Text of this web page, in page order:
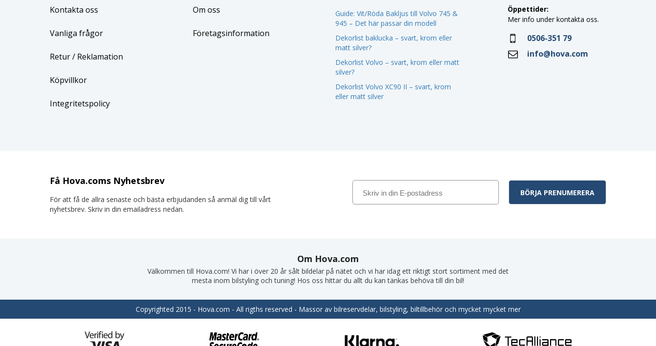
Kontakta oss
Vanliga frågor
Retur/ Reklamation
Köpvillkor
Integritetspolicy
Om oss
Företagsinformation
Guide: Vit/Röda Bakljus till Volvo 745 &
945 – Det här passar din modell
Dekorlist baklucka – svart, krom eller
matt silver?
Dekorlist Volvo – svart, krom eller matt
silver?
Dekorlist Volvo XC90 II – svart, krom
eller matt silver
Öppettider:
Mer info under kontakta oss.
0506-351 79
info@hova.com
Få Hova.coms Nyhetsbrev
För att få de allra senaste och bästa erbjudanden så anmäl dig till vårt
nyhetsbrev. Skriv in din emailadress nedan.
Om Hova.com
Välkommen till Hova.com! Vi har i över 20 år sålt bildelar på nätet och vi har idag ett riktigt stort sortiment med det
mesta inom bilstyling och tuning! Hos oss hittar du allt du kan tänkas behöva till din bil!
Copyrighted 2015 - Hova.com - All rigths reserved - Massor av bilreservdelar, bilstyling, biltillbehör och mycket mycket mer